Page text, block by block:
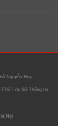
Nguyễn Huy
TTĐT do Sở Thông tin
Nội